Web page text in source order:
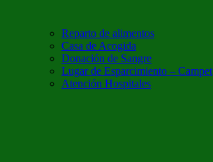
Reparto de alimentos
Casa de Acogida
Donación de Sangre
Lugar de Esparcimiento – Campet
Atención Hospitales